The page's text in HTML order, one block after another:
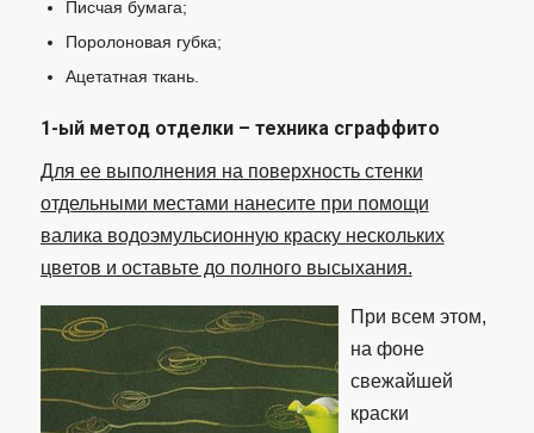
Писчая бумага;
Поролоновая губка;
Ацетатная ткань.
1-ый метод отделки – техника сграффито
Для ее выполнения на поверхность стенки
отдельными местами нанесите при помощи
валика водоэмульсионную краску нескольких
цветов и оставьте до полного высыхания.
При всем этом,
на фоне
свежайшей
краски